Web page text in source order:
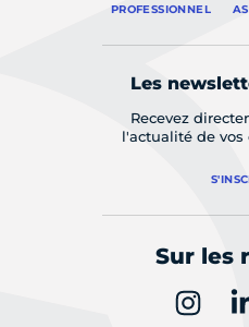
PROFESSIONNEL
Les
Recevez
l'actualité de
Sur les